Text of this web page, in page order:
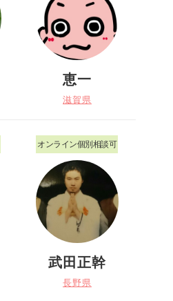
恵一
滋賀県
オンライン個別相談可
武田正幹
長野県